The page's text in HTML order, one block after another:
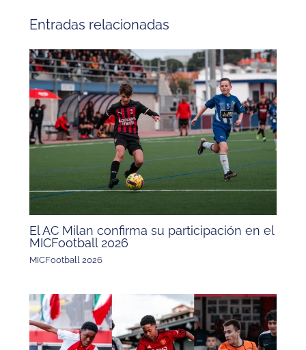
Entradas relacionadas
El AC Milan confirma su participación en el
MICFootball 2026
MICFootball 2026